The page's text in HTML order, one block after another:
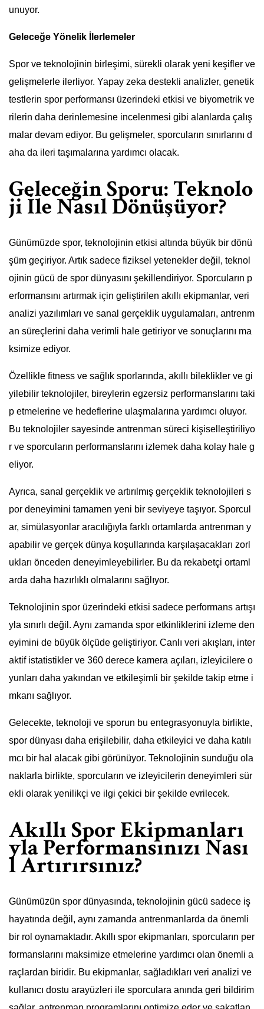
unuyor.
Geleceğe Yönelik İlerlemeler
Spor ve teknolojinin birleşimi, sürekli olarak yeni keşifler ve
gelişmelerle ilerliyor. Yapay zeka destekli analizler, genetik
testlerin spor performansı üzerindeki etkisi ve biyometrik ve
rilerin daha derinlemesine incelenmesi gibi alanlarda çalış
malar devam ediyor. Bu gelişmeler, sporcuların sınırlarını d
aha da ileri taşımalarına yardımcı olacak.
Geleceğin Sporu: Teknolo
ji İle Nasıl Dönüşüyor?
Günümüzde spor, teknolojinin etkisi altında büyük bir dönü
şüm geçiriyor. Artık sadece fiziksel yetenekler değil, teknol
ojinin gücü de spor dünyasını şekillendiriyor. Sporcuların p
erformansını artırmak için geliştirilen akıllı ekipmanlar, veri
analizi yazılımları ve sanal gerçeklik uygulamaları, antrenm
an süreçlerini daha verimli hale getiriyor ve sonuçlarını ma
ksimize ediyor.
Özellikle fitness ve sağlık sporlarında, akıllı bileklikler ve gi
yilebilir teknolojiler, bireylerin egzersiz performanslarını taki
p etmelerine ve hedeflerine ulaşmalarına yardımcı oluyor.
Bu teknolojiler sayesinde antrenman süreci kişiselleştiriliyo
r ve sporcuların performanslarını izlemek daha kolay hale g
eliyor.
Ayrıca, sanal gerçeklik ve artırılmış gerçeklik teknolojileri s
por deneyimini tamamen yeni bir seviyeye taşıyor. Sporcul
ar, simülasyonlar aracılığıyla farklı ortamlarda antrenman y
apabilir ve gerçek dünya koşullarında karşılaşacakları zorl
ukları önceden deneyimleyebilirler. Bu da rekabetçi ortaml
arda daha hazırlıklı olmalarını sağlıyor.
Teknolojinin spor üzerindeki etkisi sadece performans artışı
yla sınırlı değil. Aynı zamanda spor etkinliklerini izleme den
eyimini de büyük ölçüde geliştiriyor. Canlı veri akışları, inter
aktif istatistikler ve 360 derece kamera açıları, izleyicilere o
yunları daha yakından ve etkileşimli bir şekilde takip etme i
mkanı sağlıyor.
Gelecekte, teknoloji ve sporun bu entegrasyonuyla birlikte,
spor dünyası daha erişilebilir, daha etkileyici ve daha katılı
mcı bir hal alacak gibi görünüyor. Teknolojinin sunduğu ola
naklarla birlikte, sporcuların ve izleyicilerin deneyimleri sür
ekli olarak yenilikçi ve ilgi çekici bir şekilde evrilecek.
Akıllı Spor Ekipmanları
yla Performansınızı Nası
l Artırırsınız?
Günümüzün spor dünyasında, teknolojinin gücü sadece iş
hayatında değil, aynı zamanda antrenmanlarda da önemli
bir rol oynamaktadır. Akıllı spor ekipmanları, sporcuların per
formanslarını maksimize etmelerine yardımcı olan önemli a
raçlardan biridir. Bu ekipmanlar, sağladıkları veri analizi ve
kullanıcı dostu arayüzleri ile sporculara anında geri bildirim